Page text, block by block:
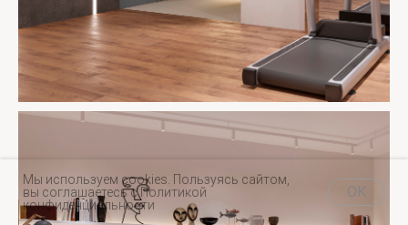
Мы используем cookies. Пользуясь сайтом,
вы соглашаетесь сПолитикой
конфиденциальности
OK